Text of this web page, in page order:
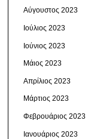
Αύγουστος 2023
Ιούλιος 2023
Ιούνιος 2023
Μάιος 2023
Απρίλιος 2023
Μάρτιος 2023
Φεβρουάριος 2023
Ιανουάριος 2023